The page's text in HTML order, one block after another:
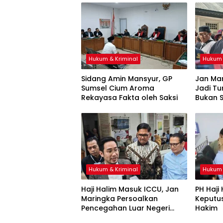
Hukum & Kriminal
Sidang Amin Mansyur, GP
Sumsel Cium Aroma
Rekayasa Fakta oleh Saksi
Jan
Jadi
Bukan
Hukum & Kriminal
Haji Halim Masuk ICCU, Jan
Maringka Persoalkan
Pencegahan Luar Negeri
PH
Hakim